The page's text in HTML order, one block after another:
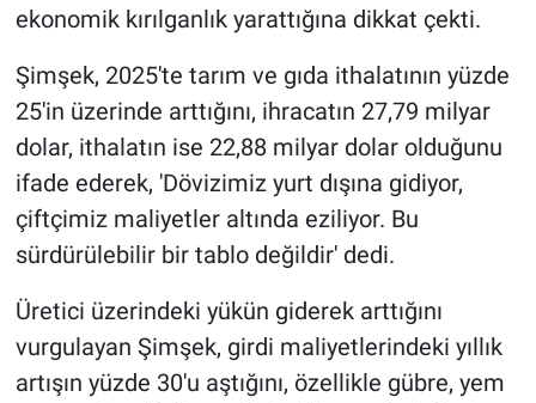
ekonomik kırılganlık yarattığına dikkat çekti.
Şimşek, 2025'te tarım ve gıda ithalatının yüzde
25'in üzerinde arttığını, ihracatın 27,79 milyar
dolar, ithalatın ise 22,88 milyar dolar olduğunu
ifade ederek, 'Dövizimiz yurt dışına gidiyor,
çiftçimiz maliyetler altında eziliyor. Bu
sürdürülebilir bir tablo değildir' dedi.
Üretici üzerindeki yükün giderek arttığını
vurgulayan Şimşek, girdi maliyetlerindeki yıllık
artışın yüzde 30'u aştığını, özellikle gübre, yem